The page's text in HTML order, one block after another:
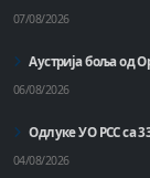
07/08/2026
Аустрија боља од
06/08/2026
Одлуке УО РСС са
04/08/2026